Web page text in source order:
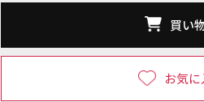
買い
お気